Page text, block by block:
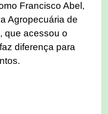
Francisco Abel,
Agropecuária de
que acessou o
diferença para